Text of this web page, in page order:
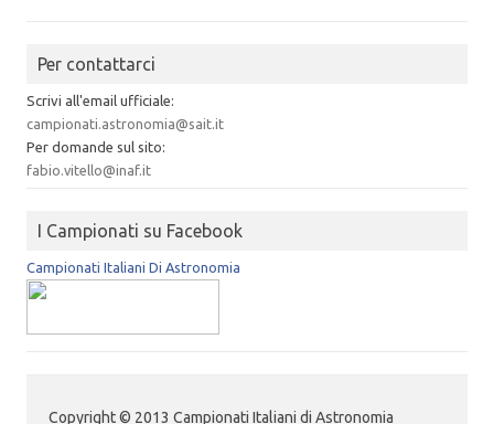
Per contattarci
Scrivi all'email ufficiale:
campionati.astronomia@sait.it
Per domande sul sito:
fabio.vitello@inaf.it
I Campionati su Facebook
Campionati Italiani Di Astronomia
Copyright © 2013 Campionati Italiani di Astronomia